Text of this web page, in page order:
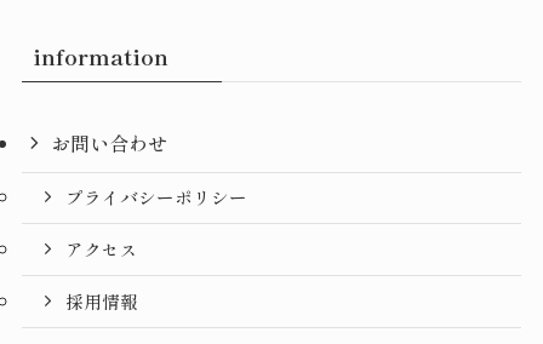
information
お問い合わせ
プライバシーポリシー
アクセス
採用情報